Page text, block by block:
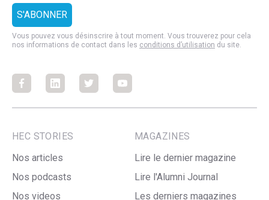
Vous pouvez vous désinscrire à tout moment. Vous trouverez pour cela
nos informations de contact dans les conditions d’utilisation du site.
FacebookFacebookFacebookFacebook
HEC STORIES
Nos articles
Nos podcasts
Nos videos
MAGAZINES
Lire le dernier magazine
Lire l'Alumni Journal
Les derniers magazines